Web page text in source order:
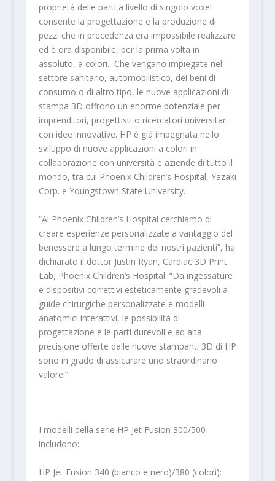
proprietà delle parti a livello di singolo voxel
consente la progettazione e la produzione di
pezzi che in precedenza era impossibile realizzare
ed è ora disponibile, per la prima volta in
assoluto, a colori. Che vengano impiegate nel
settore sanitario, automobilistico, dei beni di
consumo o di altro tipo, le nuove applicazioni di
stampa 3D offrono un enorme potenziale per
imprenditori, progettisti o ricercatori universitari
con idee innovative. HP è già impegnata nello
sviluppo di nuove applicazioni a colori in
collaborazione con università e aziende di tutto il
mondo, tra cui Phoenix Children’s Hospital, Yazaki
Corp. e Youngstown State University.
“Al Phoenix Children’s Hospital cerchiamo di
creare esperienze personalizzate a vantaggio del
benessere a lungo termine dei nostri pazienti”, ha
dichiarato il dottor Justin Ryan, Cardiac 3D Print
Lab, Phoenix Children’s Hospital. “Da ingessature
e dispositivi correttivi esteticamente gradevoli a
guide chirurgiche personalizzate e modelli
anatomici interattivi, le possibilità di
progettazione e le parti durevoli e ad alta
precisione offerte dalle nuove stampanti 3D di HP
sono in grado di assicurare uno straordinario
valore.”
I modelli della serie HP Jet Fusion 300/500
includono:
HP Jet Fusion 340 (bianco e nero)/380 (colori):